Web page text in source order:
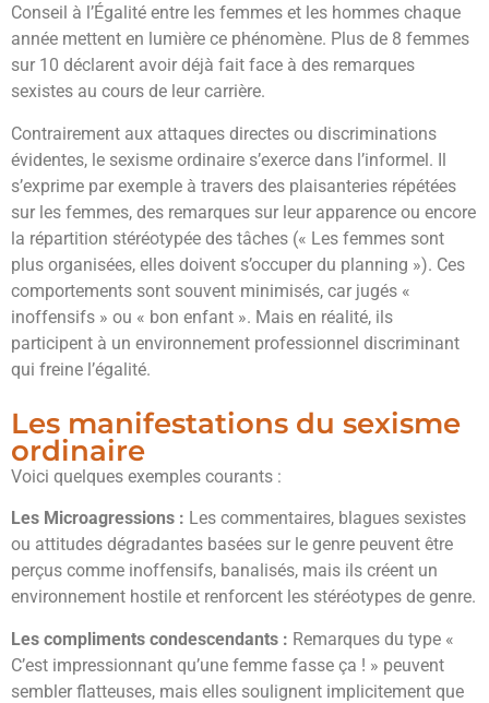
Conseil à l’Égalité entre les femmes et les hommes chaque
année mettent en lumière ce phénomène. Plus de 8 femmes
sur 10 déclarent avoir déjà fait face à des remarques
sexistes au cours de leur carrière.
Contrairement aux attaques directes ou discriminations
évidentes, le sexisme ordinaire s’exerce dans l’informel. Il
s’exprime par exemple à travers des plaisanteries répétées
sur les femmes, des remarques sur leur apparence ou encore
la répartition stéréotypée des tâches (« Les femmes sont
plus organisées, elles doivent s’occuper du planning »). Ces
comportements sont souvent minimisés, car jugés «
inoffensifs » ou « bon enfant ». Mais en réalité, ils
participent à un environnement professionnel discriminant
qui freine l’égalité.
Les manifestations du sexisme
ordinaire
Voici quelques exemples courants :
Les Microagressions : Les commentaires, blagues sexistes
ou attitudes dégradantes basées sur le genre peuvent être
perçus comme inoffensifs, banalisés, mais ils créent un
environnement hostile et renforcent les stéréotypes de genre.
Les compliments condescendants : Remarques du type «
C’est impressionnant qu’une femme fasse ça ! » peuvent
sembler flatteuses, mais elles soulignent implicitement que